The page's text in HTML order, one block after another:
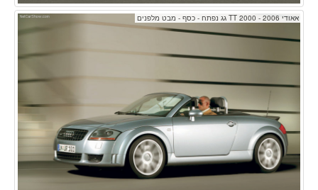
אאודי TT 2000 - 2006 גג נפתח - כסף - מבט מלפנים